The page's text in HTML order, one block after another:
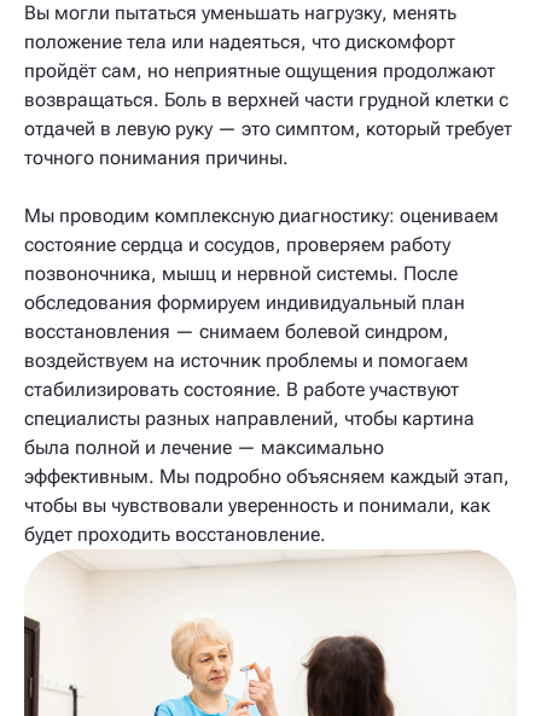
Вы могли пытаться уменьшать нагрузку, менять
положение тела или надеяться, что дискомфорт
пройдёт сам, но неприятные ощущения продолжают
возвращаться. Боль в верхней части грудной клетки с
отдачей в левую руку — это симптом, который требует
точного понимания причины.
Мы проводим комплексную диагностику: оцениваем
состояние сердца и сосудов, проверяем работу
позвоночника, мышц и нервной системы. После
обследования формируем индивидуальный план
восстановления — снимаем болевой синдром,
воздействуем на источник проблемы и помогаем
стабилизировать состояние. В работе участвуют
специалисты разных направлений, чтобы картина
была полной и лечение — максимально
эффективным. Мы подробно объясняем каждый этап,
чтобы вы чувствовали уверенность и понимали, как
будет проходить восстановление.